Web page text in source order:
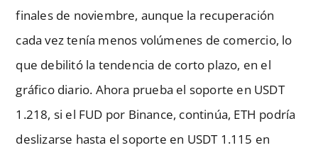
finales de noviembre, aunque la recuperación
cada vez tenía menos volúmenes de comercio, lo
que debilitó la tendencia de corto plazo, en el
gráfico diario. Ahora prueba el soporte en USDT
1.218, si el FUD por Binance, continúa, ETH podría
deslizarse hasta el soporte en USDT 1.115 en